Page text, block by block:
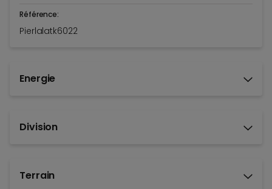
Référence:
Pierlalatk6022
Energie
Division
Terrain